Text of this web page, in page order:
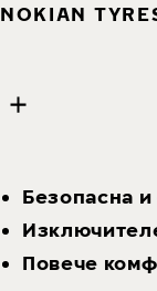
9 images
Skip media gallery
NOKIAN
Безопасна
Повече